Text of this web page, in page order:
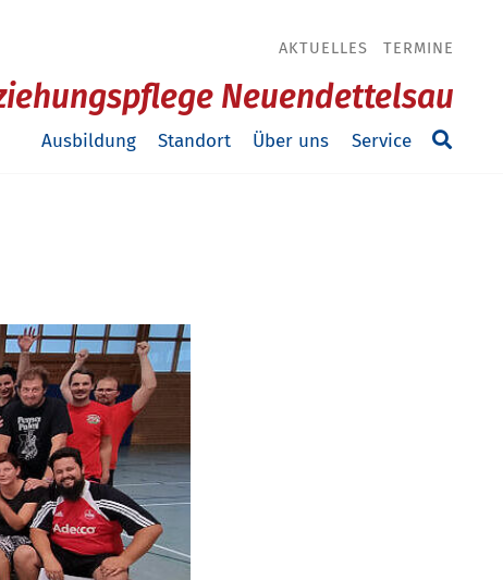
AKTUELLES TERMINE
Neuendettelsau
Ausbildung Standort Über uns Service